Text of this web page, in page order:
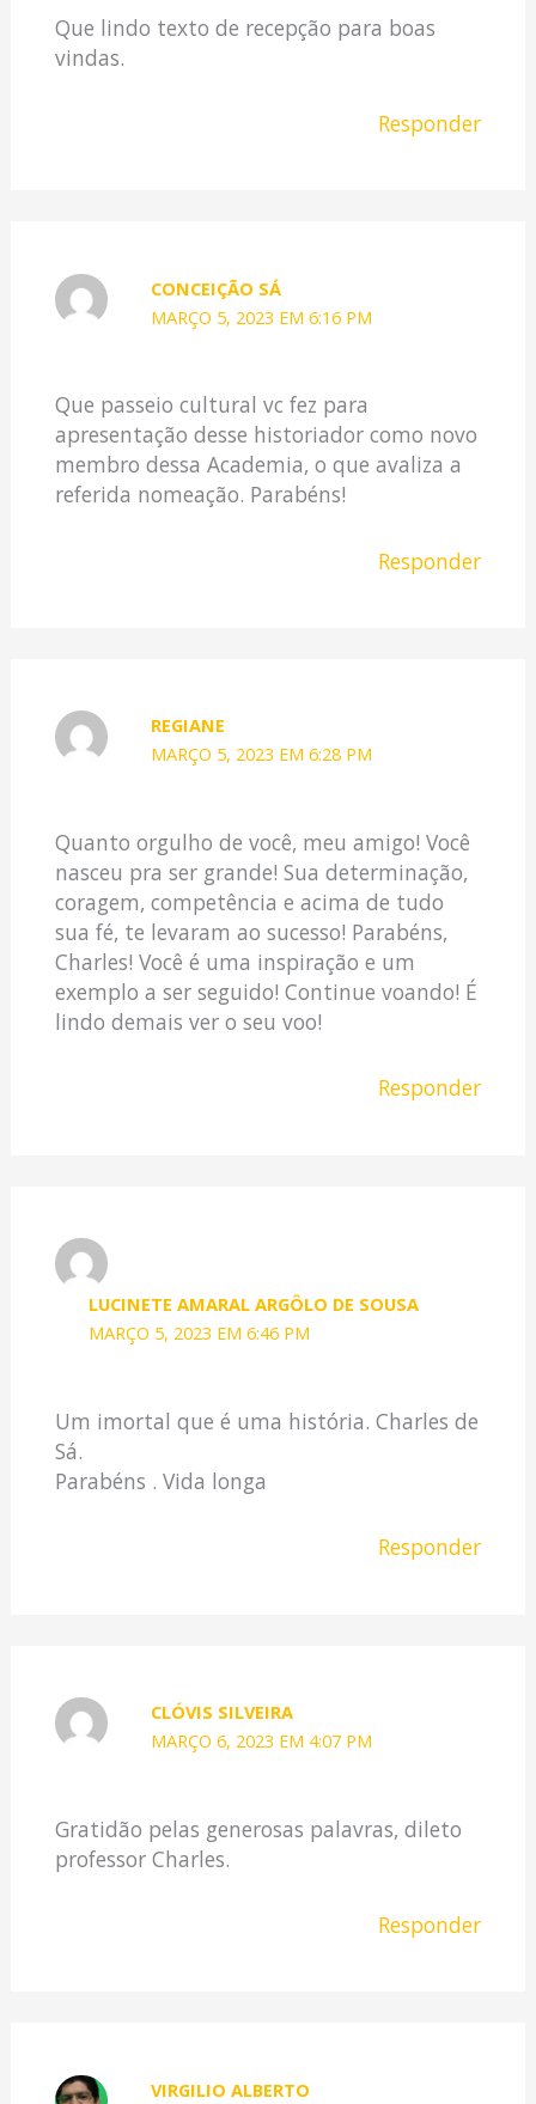
Que lindo texto de recepção para boas
vindas.
Responder
CONCEIÇÃO SÁ
MARÇO 5, 2023 EM 6:16 PM
Que passeio cultural vc fez para
apresentação desse historiador como novo
membro dessa Academia, o que avaliza a
referida nomeação. Parabéns!
Responder
REGIANE
MARÇO 5, 2023 EM 6:28 PM
Quanto orgulho de você, meu amigo! Você
nasceu pra ser grande! Sua determinação,
coragem, competência e acima de tudo
sua fé, te levaram ao sucesso! Parabéns,
Charles! Você é uma inspiração e um
exemplo a ser seguido! Continue voando! É
lindo demais ver o seu voo!
Responder
LUCINETE AMARAL ARGÔLO DE SOUSA
MARÇO 5, 2023 EM 6:46 PM
Um imortal que é uma história. Charles de
Sá.
Parabéns . Vida longa
Responder
CLÓVIS SILVEIRA
MARÇO 6, 2023 EM 4:07 PM
Gratidão pelas generosas palavras, dileto
professor Charles.
Responder
VIRGILIO ALBERTO